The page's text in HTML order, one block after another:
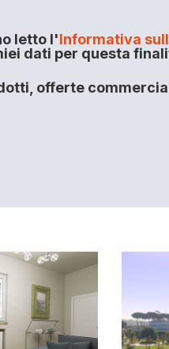
letto l'Informativa
dati per questa
offerte